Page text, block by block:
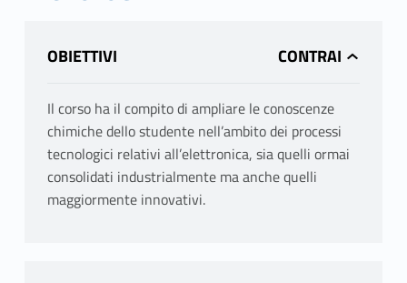
OBIETTIVI
Il corso ha il compito di ampliare le conoscenze
chimiche dello studente nell’ambito dei processi
tecnologici relativi all’elettronica, sia quelli ormai
consolidati industrialmente ma anche quelli
maggiormente innovativi.